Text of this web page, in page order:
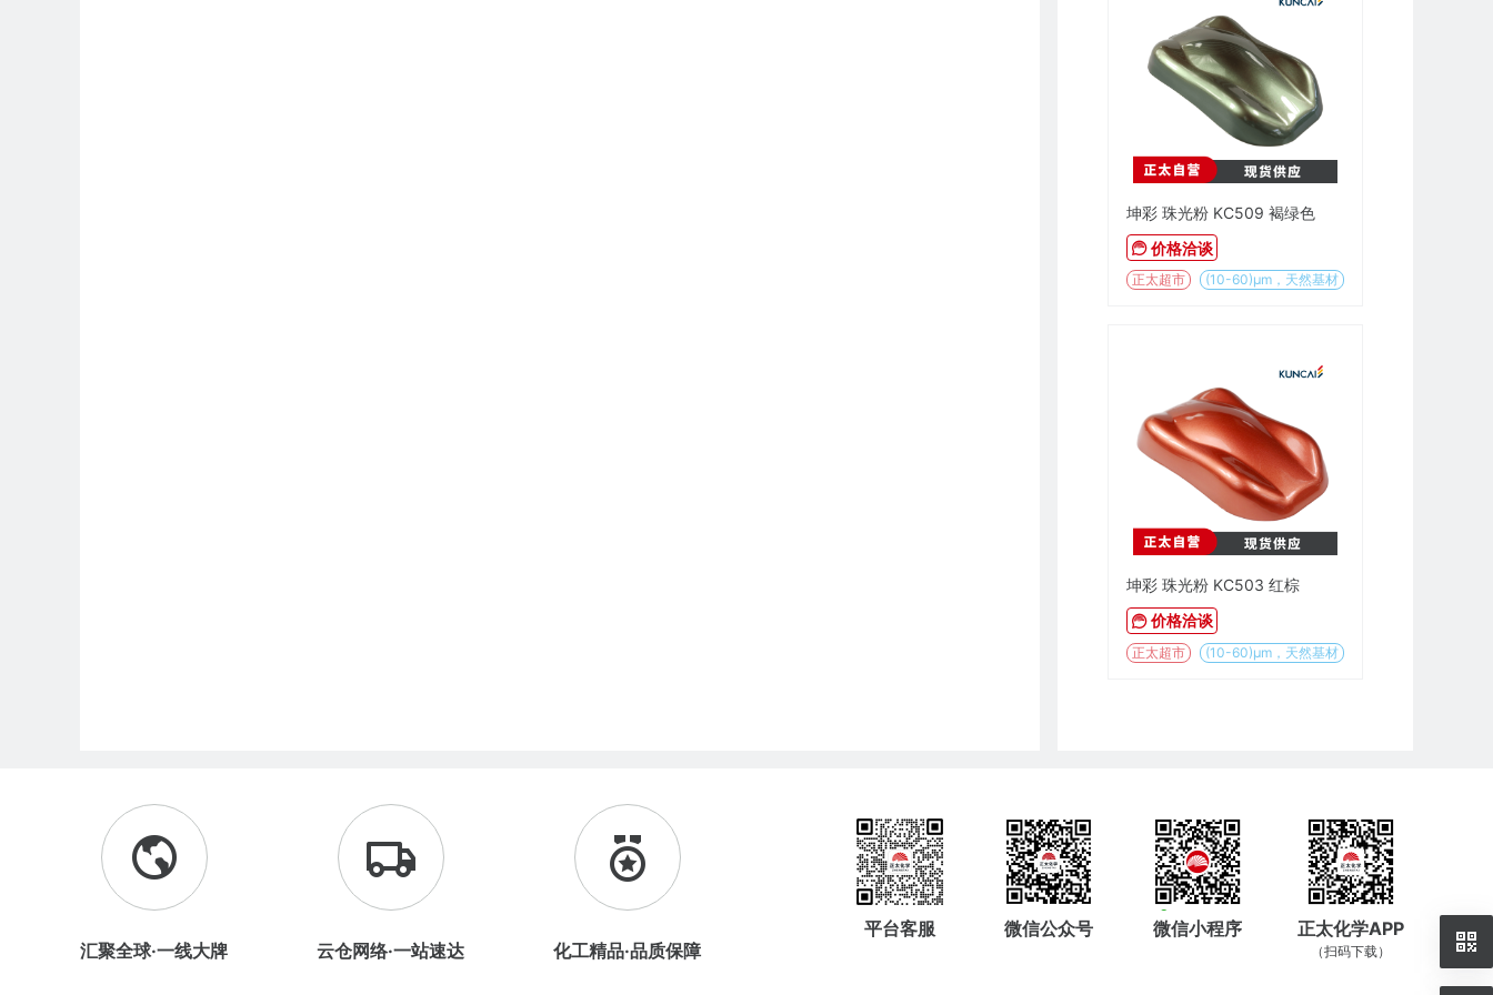
坤彩 珠光粉 KC509 褐绿色
价格洽谈
正太超市 (10-60)µm，天然基材
坤彩 珠光粉 KC503 红棕
价格洽谈
正太超市 (10-60)µm，天然基材
汇聚全球·一线大牌 云仓网络·一站速达 化工精品·品质保障
平台客服 微信公众号 微信小程序 正太化学APP
（扫码下载）